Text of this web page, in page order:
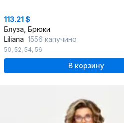
113.21 $
Блуза, Брюки
Liliana 1556 капучино
50, 52, 54, 56
В корзину